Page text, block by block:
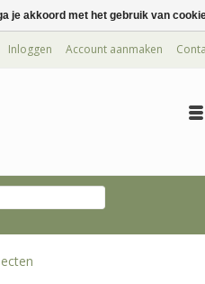
Inloggen Account aanmaken
je akkoord met het gebruik van